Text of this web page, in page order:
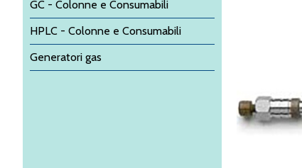
GC - Colonne e Consumabili
HPLC - Colonne e Consumabili
Generatori gas